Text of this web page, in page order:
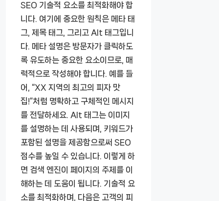
SEO 기술적 요소를 최적화해야 합
니다. 여기에 중요한 원칙은 메타 태
그, 제목 태그, 그리고 Alt 태그입니
다. 메타 설명은 방문자가 클릭하도
록 유도하는 중요한 요소이므로, 매
력적으로 작성해야 합니다. 예를 들
어, “XX 지역의 최고의 피자 맛
집!”처럼 명확하고 구체적인 메시지
를 전달하세요. Alt 태그는 이미지
를 설명하는 데 사용되며, 키워드가
포함된 설명을 제공함으로써 SEO
점수를 높일 수 있습니다. 이렇게 하
면 검색 엔진이 페이지의 주제를 이
해하는 데 도움이 됩니다. 기술적 요
소를 최적화하며, 다음은 고객의 피